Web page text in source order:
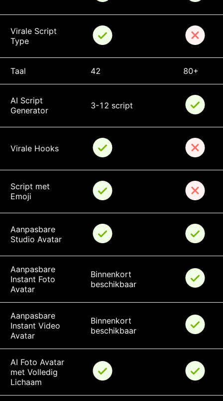
Virale Script
Type
Taal 42 80+
AI Script
Generator
3-12 script
Virale Hooks
Script met
Emoji
Aanpasbare
Studio Avatar
Aanpasbare
Instant Foto
Avatar
Binnenkort
beschikbaar
Aanpasbare
Instant Video
Avatar
Binnenkort
beschikbaar
AI Foto Avatar
met Volledig
Lichaam